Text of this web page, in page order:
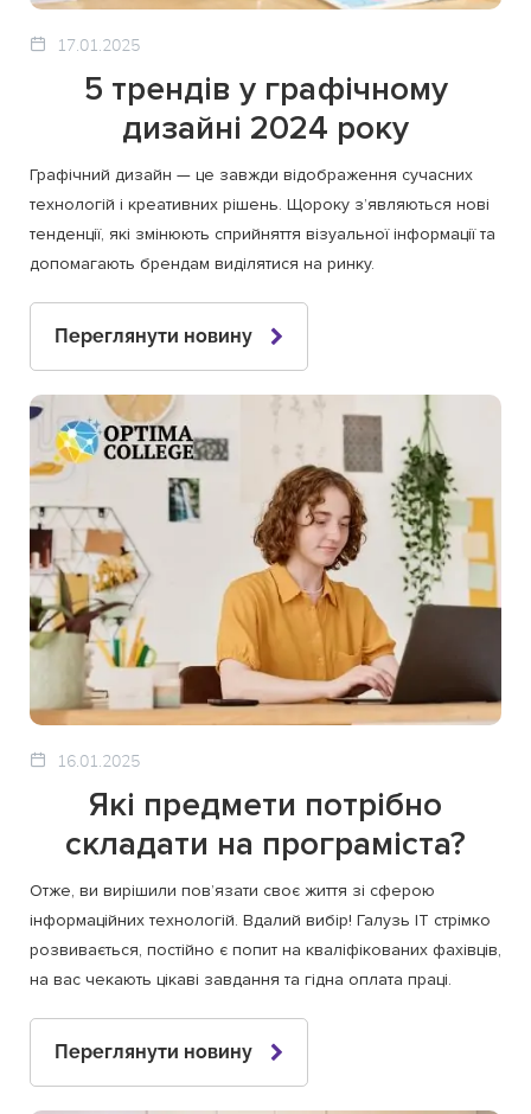
17.01.2025
5 трендів у графічному
дизайні 2024 року
Графічний дизайн — це завжди відображення сучасних
технологій і креативних рішень. Щороку з’являються нові
тенденції, які змінюють сприйняття візуальної інформації та
допомагають брендам виділятися на ринку.
Переглянути новину
16.01.2025
Які предмети потрібно
складати на програміста?
Отже, ви вирішили пов’язати своє життя зі сферою
інформаційних технологій. Вдалий вибір! Галузь ІТ стрімко
розвивається, постійно є попит на кваліфікованих фахівців,
на вас чекають цікаві завдання та гідна оплата праці.
Переглянути новину